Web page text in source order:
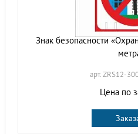
Знак безопасности
арт. ZRS12-
Цена по